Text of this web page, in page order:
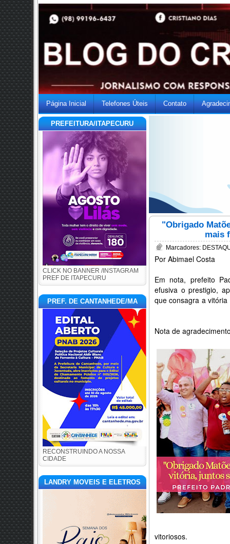
Página Inicial Telefones Úteis Contato
PREFEITURA/ITAPECURU
CLICK NO BANNER /INSTAGRAM
PREF DE ITAPECURU
PREF. DE CANTANHEDE/MA
RECONSTRUINDO A NOSSA
CIDADE
LANDRY MOVEIS E ELETROS
"Obrigado
mais
Marcadores:
Por Abimael Costa
Em nota, prefeito
efusiva o prestigio,
que consagra a
Nota de
vitoriosos.